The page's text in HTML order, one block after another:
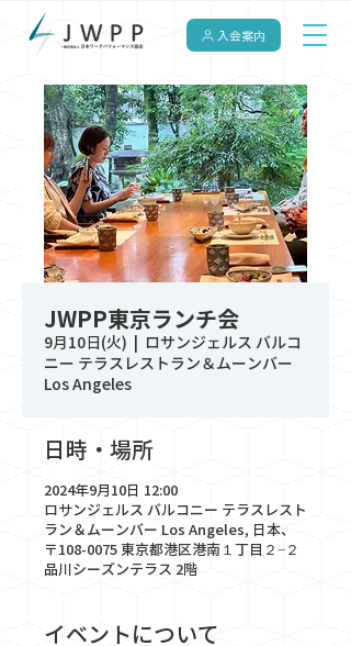
入会案内
JWPP東京ランチ会
9月10日(火)
ロサンジェルス バルコ
ニー テラスレストラン＆ムーンバー
Los Angeles
日時・場所
2024年9月10日 12:00
ロサンジェルス バルコニー テラスレスト
ラン＆ムーンバー Los Angeles, 日本、
〒108-0075 東京都港区港南１丁目２−２
品川シーズンテラス 2階
イベントについて